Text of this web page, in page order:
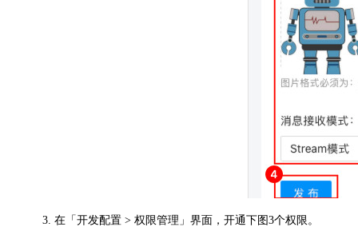
在「开发配置 > 权限管理」界面，开通下图3个权限。